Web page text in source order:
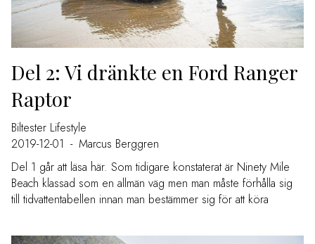
Del 2: Vi dränkte en Ford Ranger
Raptor
Biltester Lifestyle
2019-12-01 - Marcus Berggren
Del 1 går att läsa här. Som tidigare konstaterat är Ninety Mile
Beach klassad som en allmän väg men man måste förhålla sig
till tidvattentabellen innan man bestämmer sig för att köra